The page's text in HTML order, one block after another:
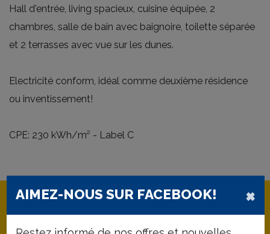
Hall d'entrée, living spacieux, cuisine équipée, 2
chambres, salle de bain avec baignoire, toilette séparée
et 2 terrasses avec vue sur les dunes.
Electricité conform, idéal comme deuxième résidence
ou inventissement!
CPE: 230 kWh/m² - Label C
×
AIMEZ-NOUS SUR FACEBOOK!